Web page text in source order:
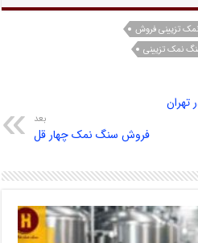
تزیینی فروش
نمک تزیینی
بعد
فروش سنگ نمک چهار قل